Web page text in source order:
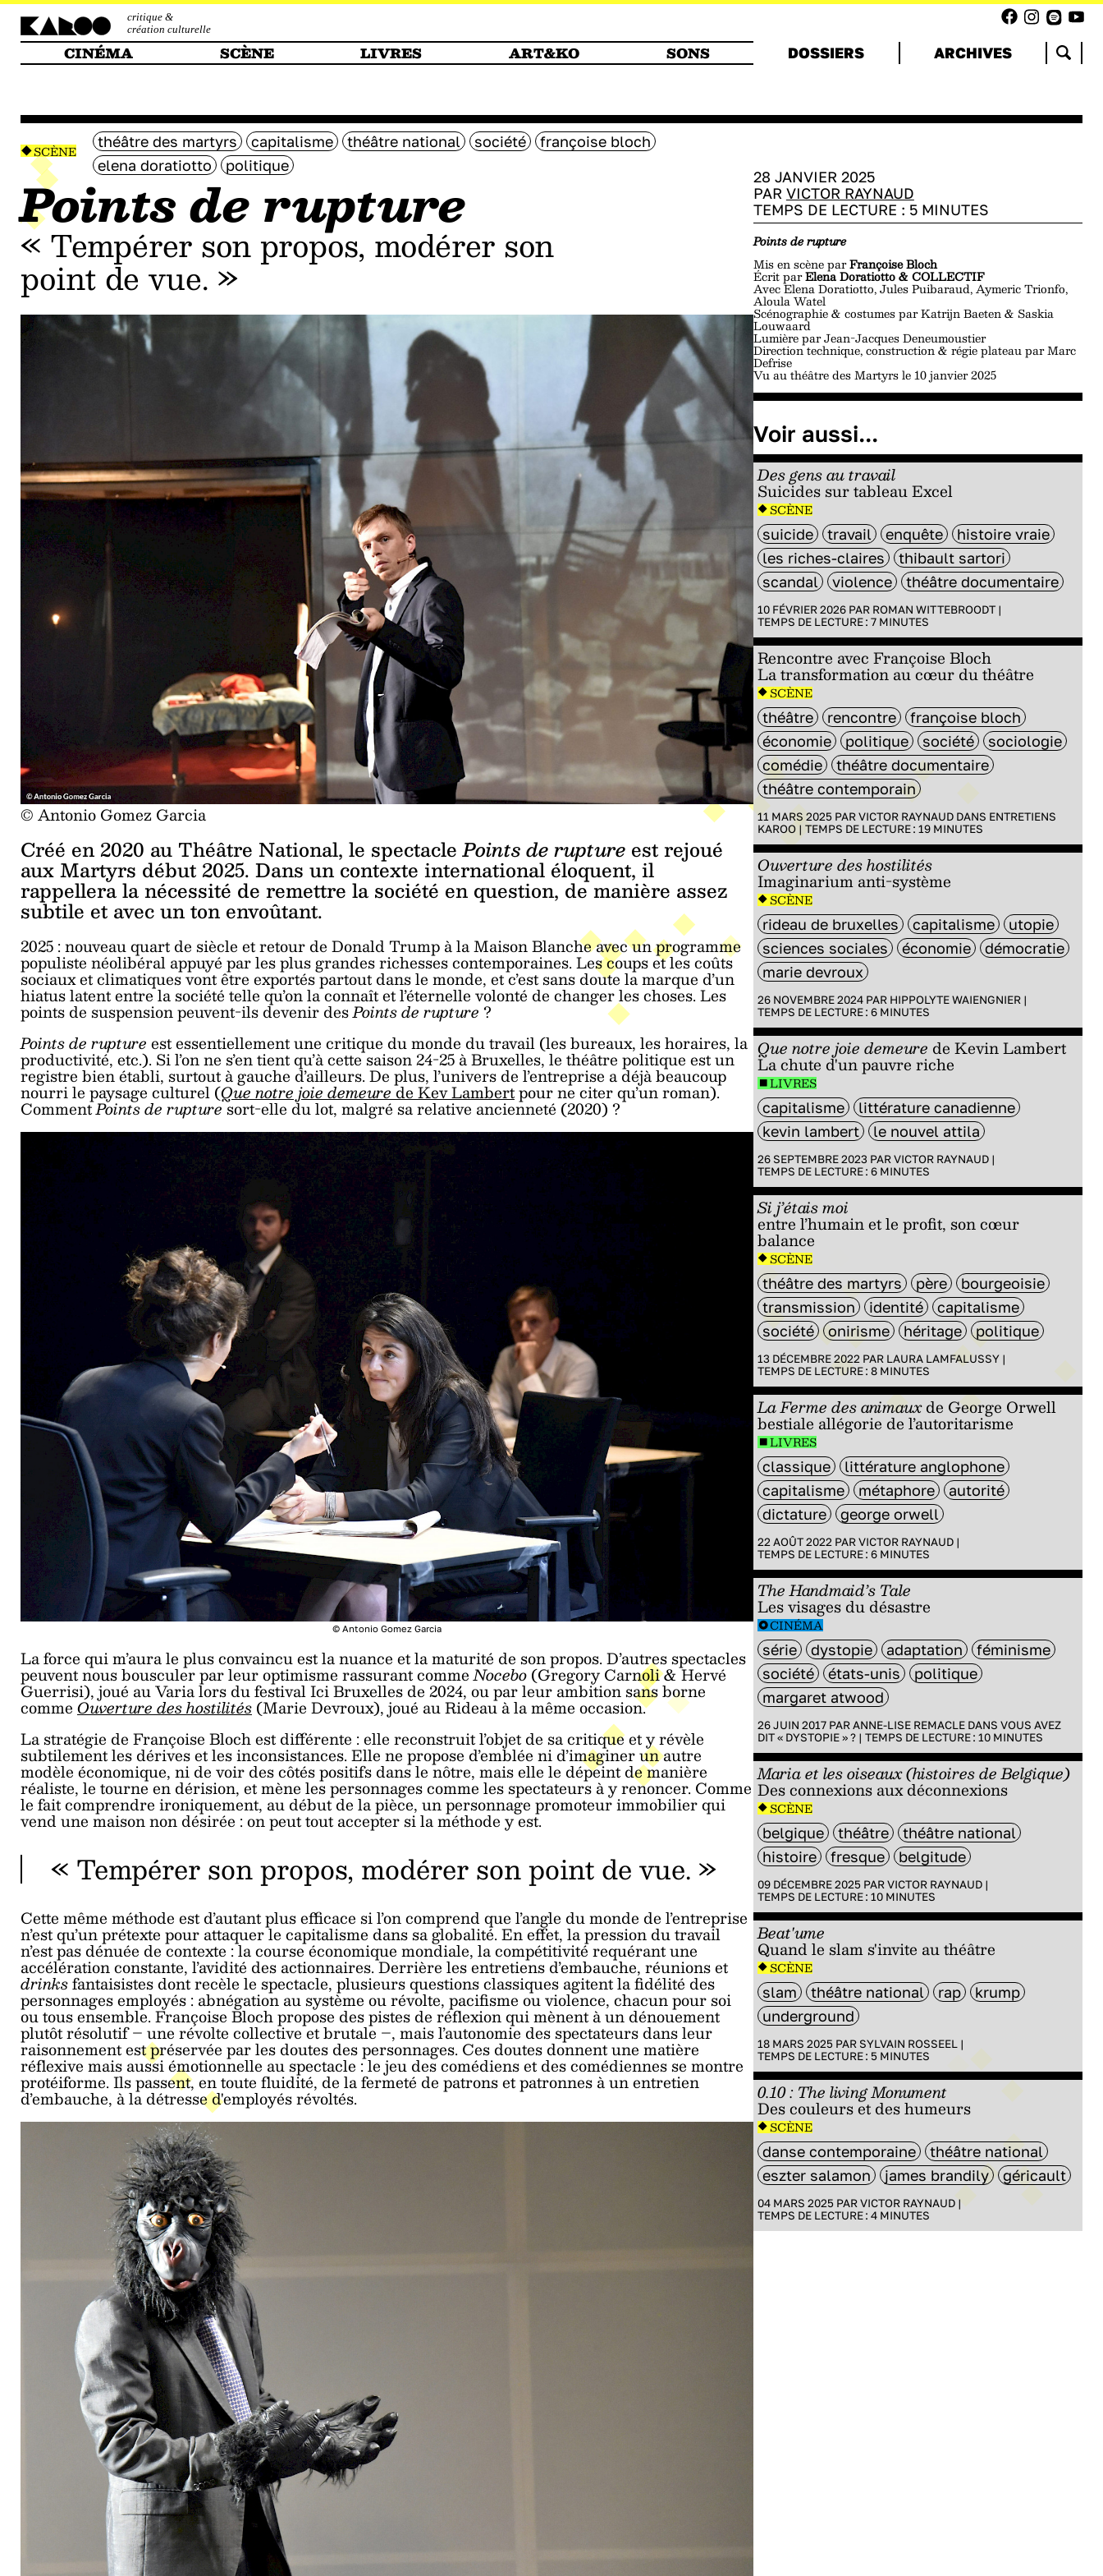
critique &
création culturelle
CINÉMA SCÈNE LIVRES ART&KO SONS DOSSIERS ARCHIVES
SCÈNE
théâtre des martyrs capitalisme théâtre national société
françoise bloch
elena doratiotto
politique
Points de rupture
« Tempérer son propos, modérer son
point de vue. »
© Antonio Gomez Garcia
Créé en 2020 au Théâtre National, le spectaclePoints de rupture est rejoué
aux Martyrs début 2025. Dans un contexte international éloquent, il
rappellera la nécessité de remettre la société en question, de manière assez
subtile et avec un ton envoûtant.
2025 : nouveau quart de siècle et retour de Donald Trump à la Maison Blanche avec un programme
populiste néolibéral appuyé par les plus grandes richesses contemporaines. Les coups et les coûts
sociaux et climatiques vont être exportés partout dans le monde, et c’est sans doute la marque d’un
hiatus latent entre la société telle qu’on la connaît et l’éternelle volonté de changer les choses. Les
points de suspension peuvent-ils devenir desPoints de rupture?
Points de ruptureest essentiellement une critique du monde du travail (les bureaux, les horaires, la
productivité, etc.). Si l’on ne s’en tient qu’à cette saison 24-25 à Bruxelles, le théâtre politique est un
registre bien établi, surtout à gauche d’ailleurs. De plus, l’univers de l’entreprise a déjà beaucoup
nourri le paysage culturel (Que notre joie demeurede Kev Lambertpour ne citer qu’un roman).
CommentPoints de rupturesort-elle du lot, malgré sa relative ancienneté (2020) ?
© Antonio Gomez Garcia
La force qui m’aura le plus convaincu est la nuance et la maturité de son propos. D’autres spectacles
peuvent nous bousculer par leur optimisme rassurant commeNocebo(Gregory Carnoli & Hervé
Guerrisi), joué au Varia lors du festival Ici Bruxelles de 2024, ou par leur ambition sans borne
commeOuverture des hostilités(Marie Devroux), joué au Rideau à la même occasion.
La stratégie de Françoise Bloch est différente : elle reconstruit l’objet de sa critique et y révèle
subtilement les dérives et les inconsistances. Elle ne propose d’emblée ni d’imaginer un autre
modèle économique, ni de voir des côtés positifs dans le nôtre, mais elle le dépeint de manière
réaliste, le tourne en dérision, et mène les personnages comme les spectateurs à y renoncer. Comme
le fait comprendre ironiquement, au début de la pièce, un personnage promoteur immobilier qui
vend une maison non désirée : on peut tout accepter si la méthode y est.
« Tempérer son propos, modérer son point de vue. »
Cette même méthode est d’autant plus efficace si l’on comprend que l’angle du monde de l’entreprise
n’est qu’un prétexte pour attaquer le capitalisme dans sa globalité. En effet, la pression du travail
n’est pas dénuée de contexte : la course économique mondiale, la compétitivité requérant une
accélération constante, l’avidité des actionnaires. Derrière les entretiens d’embauche, réunions et
drinksfantaisistes dont recèle le spectacle, plusieurs questions classiques agitent la fidélité des
personnages employés : abnégation au système ou révolte, pacifisme ou violence, chacun pour soi
ou tous ensemble. Françoise Bloch propose des pistes de réflexion qui mènent à un dénouement
plutôt résolutif – une révolte collective et brutale –, mais l’autonomie des spectateurs dans leur
raisonnement est préservée par les doutes des personnages. Ces doutes donnent une matière
réflexive mais aussi émotionnelle au spectacle : le jeu des comédiens et des comédiennes se montre
protéiforme. Ils passent, en toute fluidité, de la fermeté de patrons et patronnes à un entretien
d’embauche, à la détresse d'employés révoltés.
28 JANVIER 2025
PAR VICTOR RAYNAUD
TEMPS DE LECTURE : 5MINUTES
Points de rupture
Mis en scène parFrançoise Bloch
Écrit parElena Doratiotto & COLLECTIF
Avec Elena Doratiotto, Jules Puibaraud, Aymeric Trionfo,
Aloula Watel
Scénographie & costumes par Katrijn Baeten & Saskia
Louwaard
Lumière par Jean-Jacques Deneumoustier
Direction technique, construction & régie plateau par Marc
Defrise
Vu au théâtre des Martyrs le 10 janvier 2025
Voir aussi...
Des gens au travail
Suicides sur tableau Excel
SCÈNE
suicide travail enquête
histoire vraie
les riches-claires
thibault sartori
scandal
violence théâtre documentaire
10 FÉVRIER 2026 PAR ROMAN WITTEBROODT|
TEMPS DE LECTURE : 7MINUTES
Rencontre avec Françoise Bloch
La transformation au cœur du théâtre
SCÈNE
théâtre rencontre
françoise bloch
économie
politique société
sociologie
comédie
théâtre documentaire
théâtre contemporain
11 MARS 2025 PARVICTOR RAYNAUDDANS ENTRETIENS
KAROO| TEMPS DE LECTURE : 19MINUTES
Ouverture des hostilités
Imaginarium anti-système
SCÈNE
rideau de bruxelles capitalisme
utopie
sciences sociales
économie
démocratie
marie devroux
26 NOVEMBRE 2024 PAR HIPPOLYTE WAIENGNIER|
TEMPS DE LECTURE : 6MINUTES
Que notre joie demeure de Kevin Lambert
La chute d'un pauvre riche
LIVRES
capitalisme
littérature canadienne
kevin lambert
le nouvel attila
26 SEPTEMBRE 2023 PARVICTOR RAYNAUD|
TEMPS DE LECTURE : 6MINUTES
Si j’étais moi
entre l’humain et le profit, son cœur
balance
SCÈNE
théâtre des martyrs père
bourgeoisie
transmission
identité
capitalisme
société
onirisme héritage politique
13 DÉCEMBRE 2022 PAR LAURA LAMFALUSSY|
TEMPS DE LECTURE : 8MINUTES
La Ferme des animauxde George Orwell
bestiale allégorie de l’autoritarisme
LIVRES
classique
littérature anglophone
capitalisme
métaphore
autorité
dictature
george orwell
22 AOÛT 2022 PARVICTOR RAYNAUD|
TEMPS DE LECTURE : 6MINUTES
The Handmaid’s Tale
Les visages du désastre
CINÉMA
série dystopie adaptation
féminisme
société
états-unis
politique
margaret atwood
26 JUIN 2017 PARANNE-LISE REMACLEDANS VOUS AVEZ
DIT « DYSTOPIE » ?| TEMPS DE LECTURE : 10MINUTES
Maria et les oiseaux (histoires de Belgique)
Des connexions aux déconnexions
SCÈNE
belgique théâtre
théâtre national
histoire
fresque belgitude
09 DÉCEMBRE 2025 PARVICTOR RAYNAUD|
TEMPS DE LECTURE : 10MINUTES
Beat'ume
Quand le slam s'invite au théâtre
SCÈNE
slam théâtre national rap
krump
underground
18 MARS 2025 PAR SYLVAIN ROSSEEL |
TEMPS DE LECTURE : 5MINUTES
0.10 : The living Monument
Des couleurs et des humeurs
SCÈNE
danse contemporaine
théâtre national
eszter salamon
james brandily géricault
04 MARS 2025 PARVICTOR RAYNAUD|
TEMPS DE LECTURE : 4MINUTES